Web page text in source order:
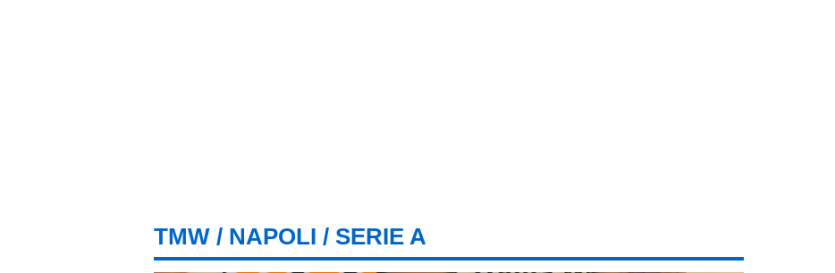
TMW / NAPOLI / SERIE A